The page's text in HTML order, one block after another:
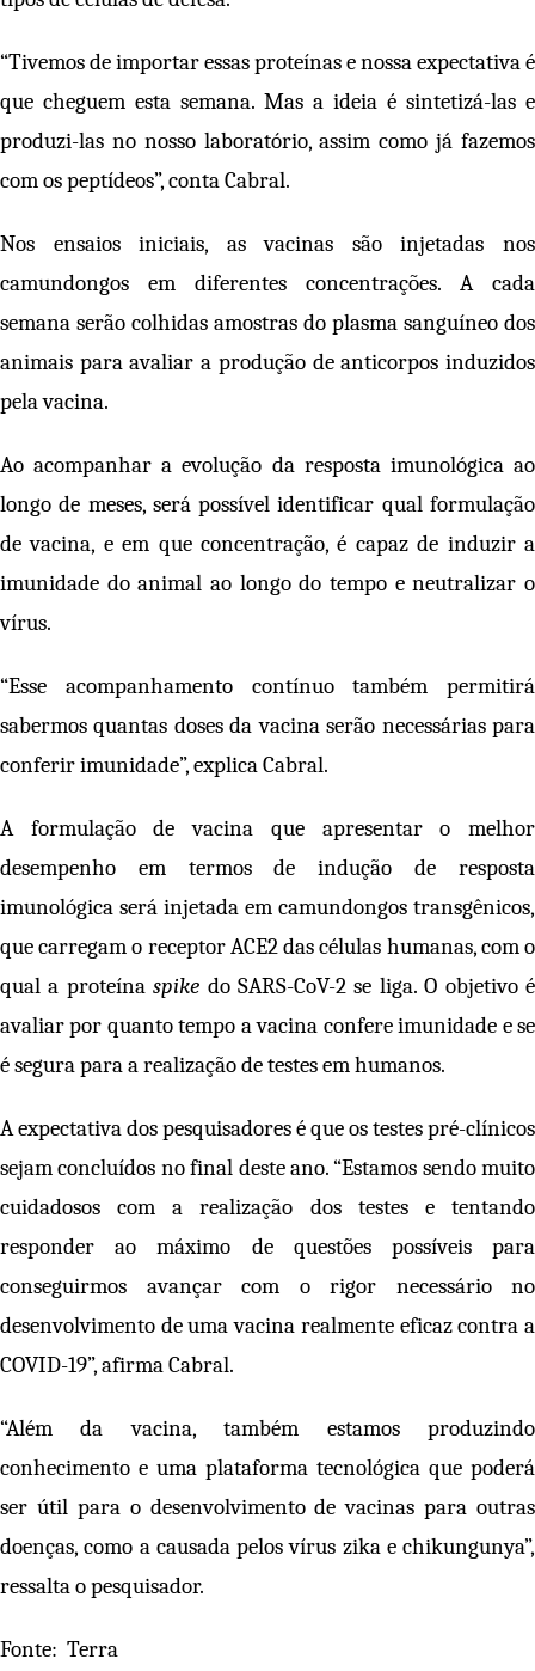
“Tivemos de importar essas proteínas e nossa expectativa é
que cheguem esta semana. Mas a ideia é sintetizá-las e
produzi-las no nosso laboratório, assim como já fazemos
com os peptídeos”, conta Cabral.
Nos ensaios iniciais, as vacinas são injetadas nos
camundongos em diferentes concentrações. A cada
semana serão colhidas amostras do plasma sanguíneo dos
animais para avaliar a produção de anticorpos induzidos
pela vacina.
Ao acompanhar a evolução da resposta imunológica ao
longo de meses, será possível identificar qual formulação
de vacina, e em que concentração, é capaz de induzir a
imunidade do animal ao longo do tempo e neutralizar o
vírus.
“Esse acompanhamento contínuo também permitirá
sabermos quantas doses da vacina serão necessárias para
conferir imunidade”, explica Cabral.
A formulação de vacina que apresentar o melhor
desempenho em termos de indução de resposta
imunológica será injetada em camundongos transgênicos,
que carregam o receptor ACE2 das células humanas, com o
qual a proteínaspike do SARS-CoV-2 se liga. O objetivo é
avaliar por quanto tempo a vacina confere imunidade e se
é segura para a realização de testes em humanos.
A expectativa dos pesquisadores é que os testes pré-clínicos
sejam concluídos no final deste ano. “Estamos sendo muito
cuidadosos com a realização dos testes e tentando
responder ao máximo de questões possíveis para
conseguirmos avançar com o rigor necessário no
desenvolvimento de uma vacina realmente eficaz contra a
COVID-19”, afirma Cabral.
“Além da vacina, também estamos produzindo
conhecimento e uma plataforma tecnológica que poderá
ser útil para o desenvolvimento de vacinas para outras
doenças, como a causada pelos vírus zika e chikungunya”,
ressalta o pesquisador.
Fonte: Terra